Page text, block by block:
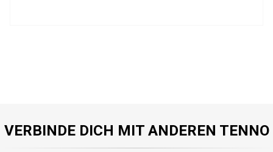
VERBINDE DICH MIT ANDEREN TENNO